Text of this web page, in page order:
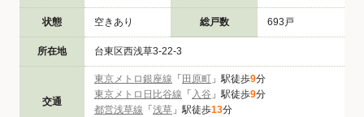
状態 空きあり 総戸数 693戸
所在地 台東区西浅草3-22-3
交通
東京メトロ銀座線 「 田原町 」駅徒歩9分
東京メトロ日比谷線 「 入谷 」駅徒歩9分
都営浅草線 「 浅草 」駅徒歩13分